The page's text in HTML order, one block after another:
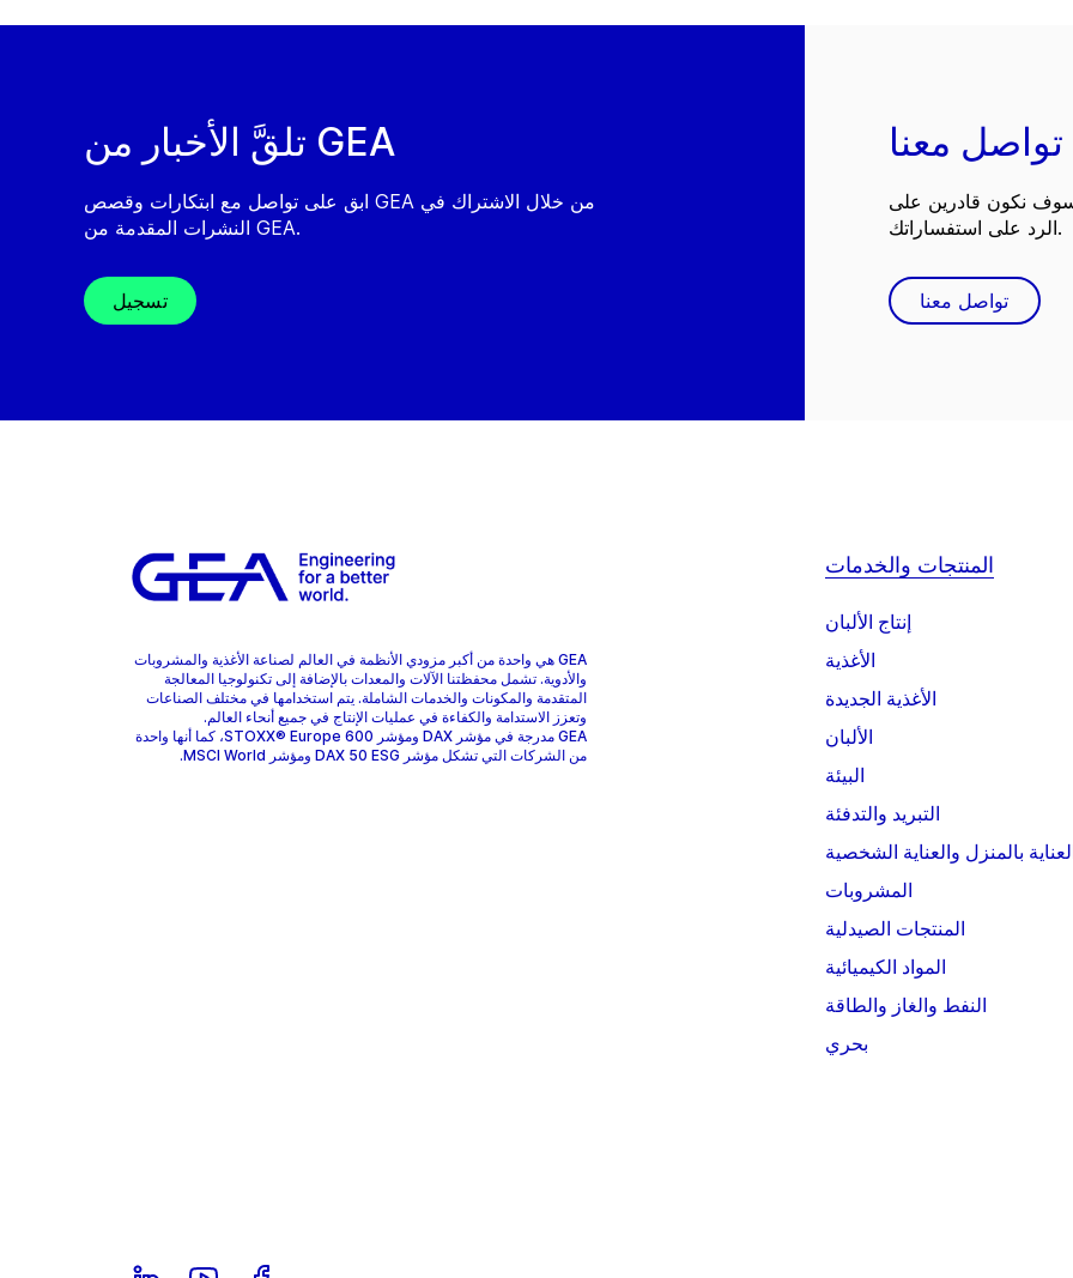
تلقَّ الأخبار من GEA
ابق على تواصل مع ابتكارات وقصص GEA من خلال الاشتراك في
النشرات المقدمة من GEA.
تسجيل
تواصل معنا
نكون قادرين على
الرد على استفساراتك.
تواصل معنا
GEA هي واحدة من أكبر مزودي الأنظمة في العالم لصناعة الأغذية والمشروبات
والأدوية. تشمل محفظتنا الآلات والمعدات بالإضافة إلى تكنولوجيا المعالجة
المتقدمة والمكونات والخدمات الشاملة. يتم استخدامها في مختلف الصناعات
وتعزز الاستدامة والكفاءة في عمليات الإنتاج في جميع أنحاء العالم.
GEA مدرجة في مؤشر DAX ومؤشر STOXX® Europe 600، كما أنها واحدة
من الشركات التي تشكل مؤشر DAX 50 ESG ومؤشر MSCI World.
المنتجات والخدمات
إنتاج الألبان
الأغذية
الأغذية الجديدة
الألبان
البيئة
التبريد والتدفئة
بالمنزل والعناية الشخصية
المشروبات
المنتجات الصيدلية
المواد الكيميائية
النفط والغاز والطاقة
بحري